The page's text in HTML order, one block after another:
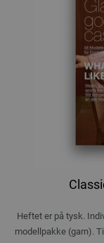
Heftet er på tysk.
modellpakke (garn).